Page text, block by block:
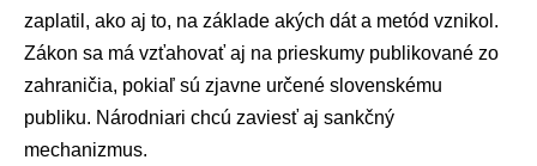
zaplatil, ako aj to, na základe akých dát a metód vznikol.
Zákon sa má vzťahovať aj na prieskumy publikované zo
zahraničia, pokiaľ sú zjavne určené slovenskému
publiku. Národniari chcú zaviesť aj sankčný
mechanizmus.